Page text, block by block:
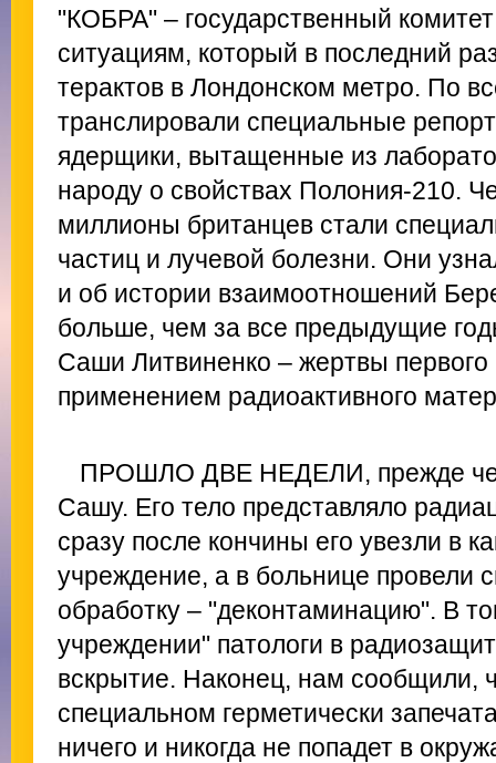
"КОБРА" – государственный
ситуациям, который в последний
терактов в Лондонском метро. По
транслировали специальные
ядерщики, вытащенные из
народу о свойствах Полония-210.
миллионы британцев стали
частиц и лучевой болезни. Они
и об истории взаимоотношений
больше, чем за все предыдущие
Саши Литвиненко – жертвы первого
применением радиоактивного
ПРОШЛО ДВЕ НЕДЕЛИ, прежде
Сашу. Его тело представляло
сразу после кончины его увезли в
учреждение, а в больнице провели
обработку – "деконтаминацию". В
учреждении" патологи в
вскрытие. Наконец, нам сообщили,
специальном герметически
ничего и никогда не попадет в